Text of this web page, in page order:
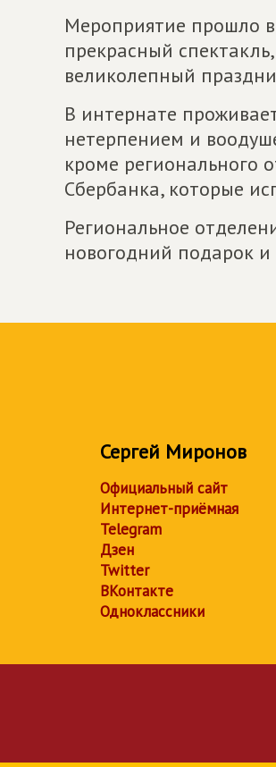
Мероприятие прошло
прекрасный
великолепный
В интернате
нетерпением и
кроме регионального
Сбербанка, которые
Региональное
новогодний подарок
Сергей Миронов
Официальный сайт
Интернет-приёмная
Telegram
Дзен
Twitter
ВКонтакте
Одноклассники